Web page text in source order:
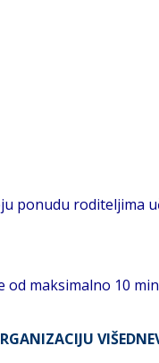
ponudu roditeljima
od maksimalno 10